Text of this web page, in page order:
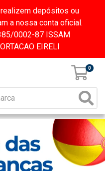
realizem depósitos ou
a nossa conta oficial.
0002-87 ISSAM
EIRELI
0